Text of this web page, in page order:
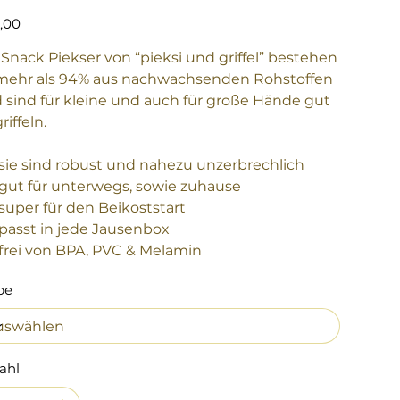
Piekser von “pieksi und griffel” bestehen
als 94% aus nachwachsenden Rohstoffen
sind für kleine und auch für große Hände gut
sind robust und nahezu unzerbrechlich
für unterwegs, sowie zuhause
für den Beikoststart
passt in jede Jausenbox
von BPA, PVC & Melamin